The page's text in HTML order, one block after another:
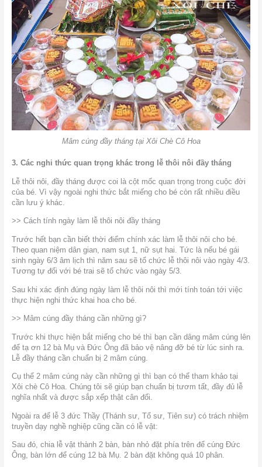
Mâm cúng đầy tháng tại Xôi Chè Cô Hoa
3. Các nghi thức quan trọng khác trong lễ thôi nôi đầy tháng
Lễ thôi nôi, đầy tháng được coi là cột mốc quan trọng trong cuộc đời
của bé. Vì vậy ngoài nghi thức bắt miếng cho bé còn rất nhiều điều
cần lưu ý khác.
>> Cách tính ngày làm lễ thôi nôi đầy tháng
Trước hết bạn cần biết thời điểm chính xác làm lễ thôi nôi cho bé.
Theo quan niệm dân gian, nam sụt 1, nữ sụt hai. Tức là nếu bé gái
sinh ngày 6/3 âm lịch thì năm sau sẽ tổ chức lễ thôi nôi vào ngày 4/3.
Tương tự đối với bé trai sẽ tổ chức vào ngày 5/3.
Sau khi xác định đúng ngày làm lễ thôi nôi thì mới tính toán tới việc
thực hiện nghi thức khai hoa cho bé.
>> Mâm cúng đầy tháng cần những gì?
Trước khi thực hiện bắt miếng cho bé thì bạn cần dâng mâm cúng lên
để tạ ơn 12 bà Mụ và Đức Ông đã bảo vệ nâng đỡ bé từ lúc sinh ra.
Lễ đầy tháng cần chuẩn bị 2 mâm cúng.
Cụ thể 2 mâm cúng này cần những gì thì bạn có thể tham khảo tại
Xôi chè Cô Hoa. Chúng tôi sẽ giúp bạn chuẩn bị tươm tất, đầy đủ lễ
nghĩa nhất và được sắp xếp thật cân đối.
Ngoài ra để lễ 3 đức Thầy (Thánh sư, Tổ sư, Tiên sư) có trách nhiệm
truyền dạy nghề nghiệp cũng cần có lễ vật:
Sau đó, chia lễ vật thành 2 bàn, bàn nhỏ đặt phía trên để cúng Đức
Ông, bàn lớn để cúng 12 bà Mụ. 2 bàn đặt không quá 10 phân.